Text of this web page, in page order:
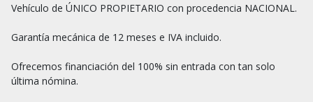
Vehículo de ÚNICO PROPIETARIO con procedencia NACIONAL.
Garantía mecánica de 12 meses e IVA incluido.
Ofrecemos financiación del 100% sin entrada con tan solo
última nómina.